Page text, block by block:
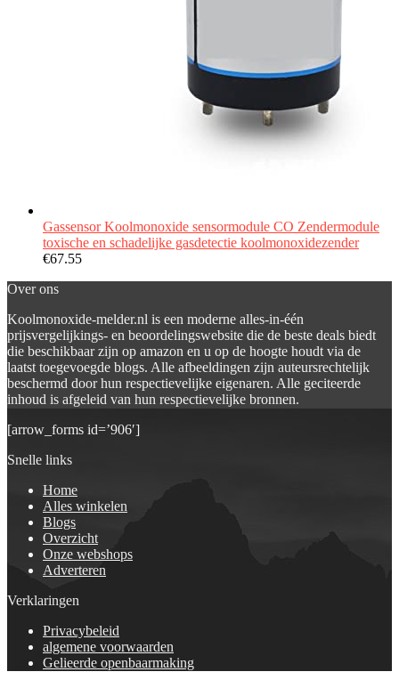
Gassensor Koolmonoxide sensormodule CO Zendermodule
toxische en schadelijke gasdetectie koolmonoxidezender
€67.55
Over ons
Koolmonoxide-melder.nl is een moderne alles-in-één
prijsvergelijkings- en beoordelingswebsite die de beste deals biedt
die beschikbaar zijn op amazon en u op de hoogte houdt via de
laatst toegevoegde blogs. Alle afbeeldingen zijn auteursrechtelijk
beschermd door hun respectievelijke eigenaren. Alle geciteerde
inhoud is afgeleid van hun respectievelijke bronnen.
[arrow_forms id=’906′]
Snelle links
Home
Alles winkelen
Blogs
Overzicht
Onze webshops
Adverteren
Verklaringen
Privacybeleid
algemene voorwaarden
Gelieerde openbaarmaking